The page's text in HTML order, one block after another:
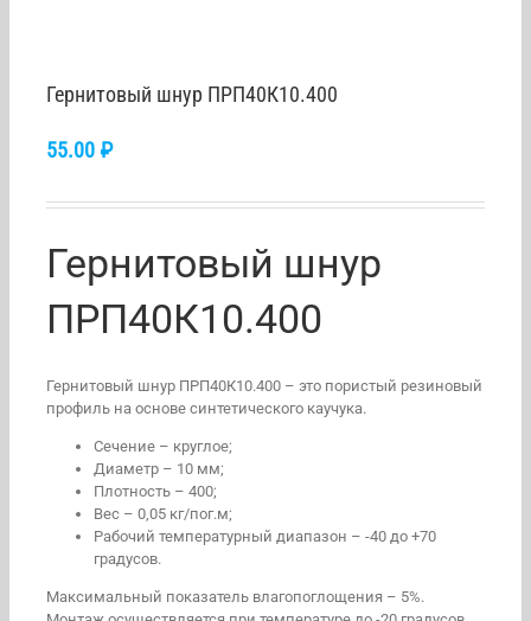
Гернитовый шнур ПРП40К10.400
55.00 ₽
Гернитовый шнур
ПРП40К10.400
Гернитовый шнур ПРП40К10.400 – это пористый резиновый
профиль на основе синтетического каучука.
Сечение – круглое;
Диаметр – 10 мм;
Плотность – 400;
Вес – 0,05 кг/пог.м;
Рабочий температурный диапазон – -40 до +70
градусов.
Максимальный показатель влагопоглощения – 5%.